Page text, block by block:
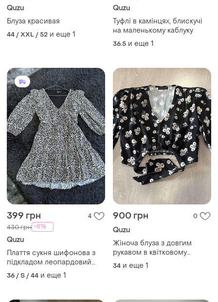
Quzu
Блуза красивая
44 / XXL / 52 и еще 1
Quzu
Туфлі в камінцях, блискучі
на маленькому каблуку
36.5 и еще 1
399 грн 4
430 грн -8%
Quzu
Плаття сукня шифонова з
підкладом леопардовий
принт
36 / S / 44 и еще 1
900 грн 0
Quzu
Жіноча блуза з довгим
рукавом в квітковому
принті на зав‘язці
34 и еще 1